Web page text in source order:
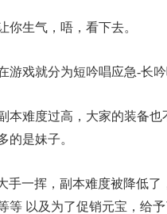
生气，唔，看下去。
戏就分为短吟唱应急-长吟
本难度过高，大家的装备也
的是妹子。
一挥，副本难度被降低了
等 以及为了促销元宝，给